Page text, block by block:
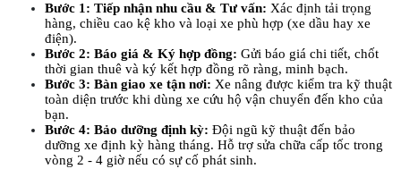
Bước 1: Tiếp nhận nhu cầu & Tư vấn: Xác định tải trọng
hàng, chiều cao kệ kho và loại xe phù hợp (xe dầu hay xe
điện).
Bước 2: Báo giá & Ký hợp đồng: Gửi báo giá chi tiết, chốt
thời gian thuê và ký kết hợp đồng rõ ràng, minh bạch.
Bước 3: Bàn giao xe tận nơi: Xe nâng được kiểm tra kỹ thuật
toàn diện trước khi dùng xe cứu hộ vận chuyển đến kho của
bạn.
Bước 4: Bảo dưỡng định kỳ: Đội ngũ kỹ thuật đến bảo
dưỡng xe định kỳ hàng tháng. Hỗ trợ sửa chữa cấp tốc trong
vòng 2 - 4 giờ nếu có sự cố phát sinh.